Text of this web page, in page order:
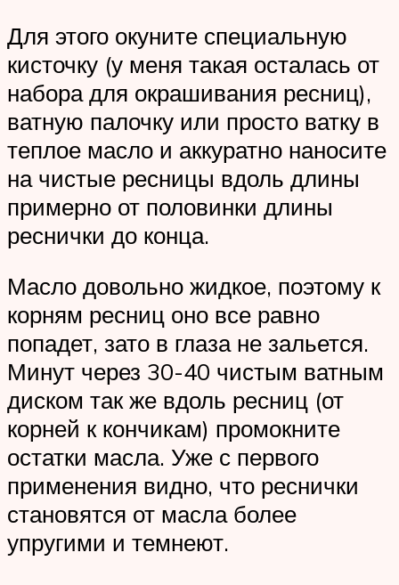
Для этого окуните специальную
кисточку (у меня такая осталась от
набора для окрашивания ресниц),
ватную палочку или просто ватку в
теплое масло и аккуратно наносите
на чистые ресницы вдоль длины
примерно от половинки длины
реснички до конца.
Масло довольно жидкое, поэтому к
корням ресниц оно все равно
попадет, зато в глаза не зальется.
Минут через 30-40 чистым ватным
диском так же вдоль ресниц (от
корней к кончикам) промокните
остатки масла. Уже с первого
применения видно, что реснички
становятся от масла более
упругими и темнеют.